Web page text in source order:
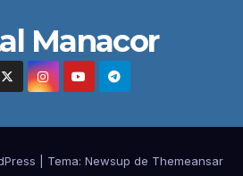
Manacor
Tema: Newsup de Themeansar